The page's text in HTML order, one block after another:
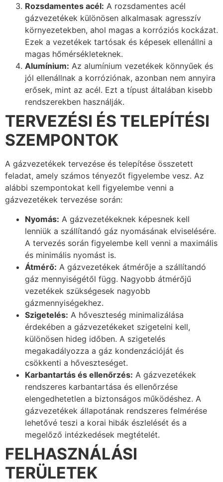
Rozsdamentes acél: A rozsdamentes acél
gázvezetékek különösen alkalmasak agresszív
környezetekben, ahol magas a korróziós kockázat.
Ezek a vezetékek tartósak és képesek ellenállni a
magas hőmérsékleteknek.
Alumínium: Az alumínium vezetékek könnyűek és
jól ellenállnak a korróziónak, azonban nem annyira
erősek, mint az acél. Ezt a típust általában kisebb
rendszerekben használják.
TERVEZÉSI ÉS TELEPÍTÉSI
SZEMPONTOK
A gázvezetékek tervezése és telepítése összetett
feladat, amely számos tényezőt figyelembe vesz. Az
alábbi szempontokat kell figyelembe venni a
gázvezetékek tervezése során:
Nyomás: A gázvezetékeknek képesnek kell
lenniük a szállítandó gáz nyomásának elviselésére.
A tervezés során figyelembe kell venni a maximális
és minimális nyomást is.
Átmérő: A gázvezetékek átmérője a szállítandó
gáz mennyiségétől függ. Nagyobb átmérőjű
vezetékek szükségesek nagyobb
gázmennyiségekhez.
Szigetelés: A hőveszteség minimalizálása
érdekében a gázvezetékeket szigetelni kell,
különösen hideg időben. A szigetelés
megakadályozza a gáz kondenzációját és
csökkenti a hőveszteséget.
Karbantartás és ellenőrzés: A gázvezetékek
rendszeres karbantartása és ellenőrzése
elengedhetetlen a biztonságos működéshez. A
gázvezetékek állapotának rendszeres felmérése
lehetővé teszi a korai hibák észlelését és a
megelőző intézkedések megtételét.
FELHASZNÁLÁSI
TERÜLETEK